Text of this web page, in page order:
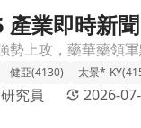
表態，藥華藥領軍
產業即時新
健亞(4130) 太景*-
究員 2026-